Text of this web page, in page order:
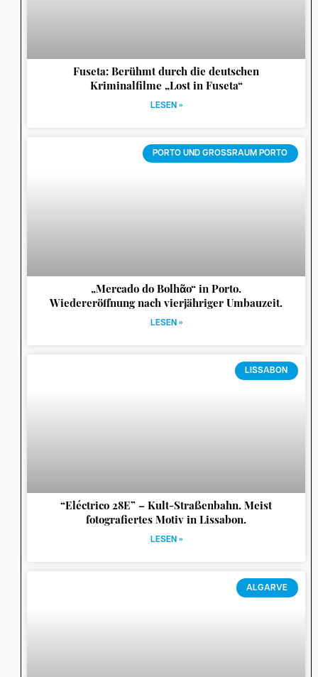
Fuseta: Berühmt durch die deutschen
Kriminalfilme „Lost in Fuseta“
LESEN »
PORTO UND GROSSRAUM PORTO
„Mercado do Bolhᾶo“ in Porto.
Wiedereröffnung nach vierjähriger Umbauzeit.
LESEN »
LISSABON
“Eléctrico 28E” – Kult-Straßenbahn. Meist
fotografiertes Motiv in Lissabon.
LESEN »
ALGARVE